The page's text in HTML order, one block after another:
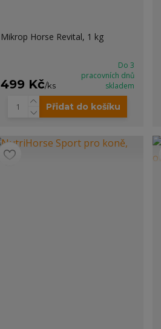
Mikrop Horse Revital, 1 kg
499 Kč/ks
Do 3
pracovních dnů
skladem
Přidat do košíku